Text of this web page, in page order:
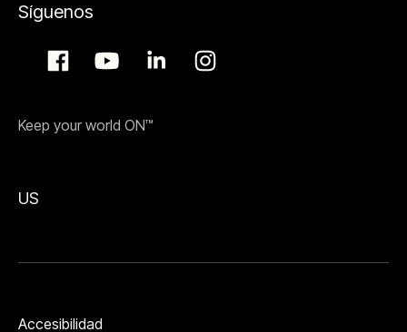
Síguenos
Keep your world ON™
US
Accesibilidad